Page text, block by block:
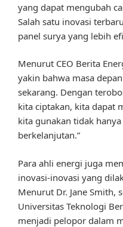
yang dapat mengubah
Salah satu inovasi
panel surya yang lebih
Menurut CEO Berita
yakin bahwa masa
sekarang. Dengan
kita ciptakan, kita dapat
kita gunakan tidak
berkelanjutan.”
Para ahli energi juga
inovasi-inovasi yang
Menurut Dr. Jane Smith,
Universitas Teknologi
menjadi pelopor dalam